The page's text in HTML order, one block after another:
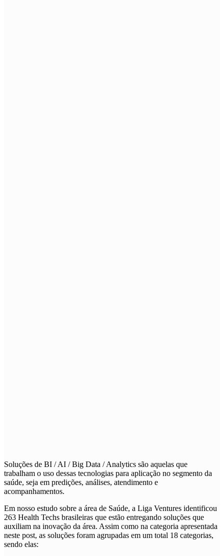
Soluções de BI / AI / Big Data / Analytics são aquelas que
trabalham o uso dessas tecnologias para aplicação no segmento da
saúde, seja em predições, análises, atendimento e
acompanhamentos.
Em nosso estudo sobre a área de Saúde, a Liga Ventures identificou
263 Health Techs brasileiras que estão entregando soluções que
auxiliam na inovação da área. Assim como na categoria apresentada
neste post, as soluções foram agrupadas em um total 18 categorias,
sendo elas: